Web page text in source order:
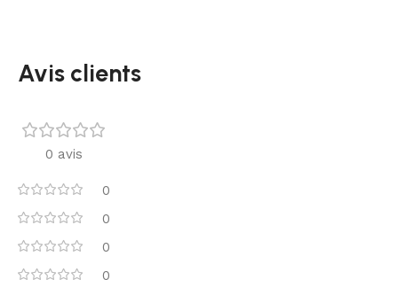
Avis clients
0 avis
0
0
0
0